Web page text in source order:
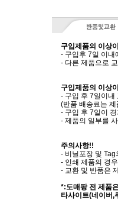
구입제품의 이상
- 구입후 7일 이내
- 다른 제품으로
구입제품의 이상
- 구입 후 7일이내
(반품 배송료는
- 구입 후 7일이
- 제품의 일부를
주의사항!!
- 비닐포장 및
- 인쇄 제품의 경
- 교환 및 반품은
*:도매팡 전 제품
타사이트(네이버,